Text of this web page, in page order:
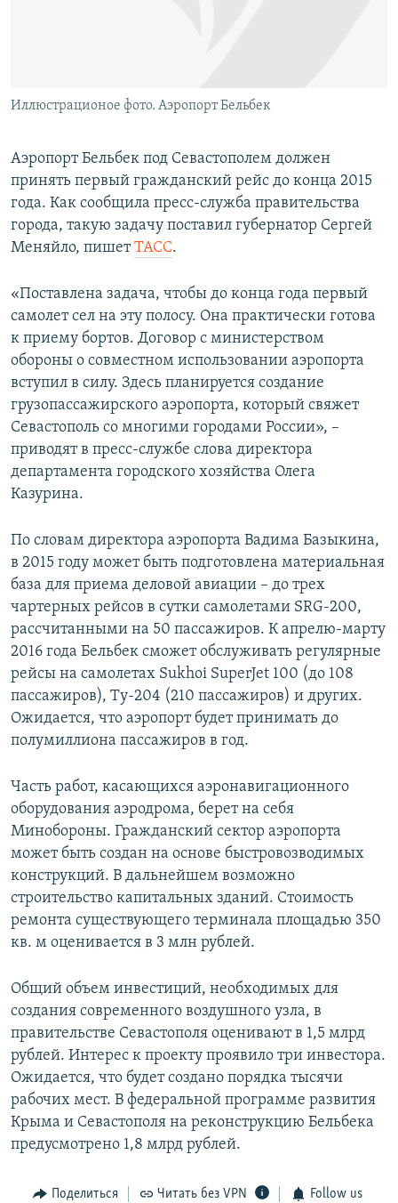
УКРАИНСКАЯ ПРОБЛЕМА КРЫМА
Иллюстрационое фото. Аэропорт Бельбек
Аэропорт Бельбек под Севастополем должен
принять первый гражданский рейс до конца 2015
года. Как сообщила пресс-служба правительства
города, такую задачу поставил губернатор Сергей
Меняйло, пишетТАСС.
«Поставлена задача, чтобы до конца года первый
самолет сел на эту полосу. Она практически готова
к приему бортов. Договор с министерством
обороны о совместном использовании аэропорта
вступил в силу. Здесь планируется создание
грузопассажирского аэропорта, который свяжет
Севастополь со многими городами России», –
приводят в пресс-службе слова директора
департамента городского хозяйства Олега
Казурина.
По словам директора аэропорта Вадима Базыкина,
в 2015 году может быть подготовлена материальная
база для приема деловой авиации – до трех
чартерных рейсов в сутки самолетами SRG-200,
рассчитанными на 50 пассажиров. К апрелю-марту
2016 года Бельбек сможет обслуживать регулярные
рейсы на самолетах Sukhoi SuperJet 100 (до 108
пассажиров), Ту-204 (210 пассажиров) и других.
Ожидается, что аэропорт будет принимать до
полумиллиона пассажиров в год.
Часть работ, касающихся аэронавигационного
оборудования аэродрома, берет на себя
Минобороны. Гражданский сектор аэропорта
может быть создан на основе быстровозводимых
конструкций. В дальнейшем возможно
строительство капитальных зданий. Стоимость
ремонта существующего терминала площадью 350
кв. м оценивается в 3 млн рублей.
Общий объем инвестиций, необходимых для
создания современного воздушного узла, в
правительстве Севастополя оценивают в 1,5 млрд
рублей. Интерес к проекту проявило три инвестора.
Ожидается, что будет создано порядка тысячи
рабочих мест. В федеральной программе развития
Крыма и Севастополя на реконструкцию Бельбека
предусмотрено 1,8 млрд рублей.
Поделиться Читать без VPN Follow us